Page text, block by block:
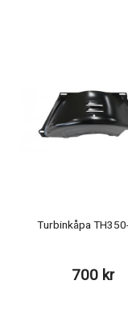
Turbinkåpa
700 kr